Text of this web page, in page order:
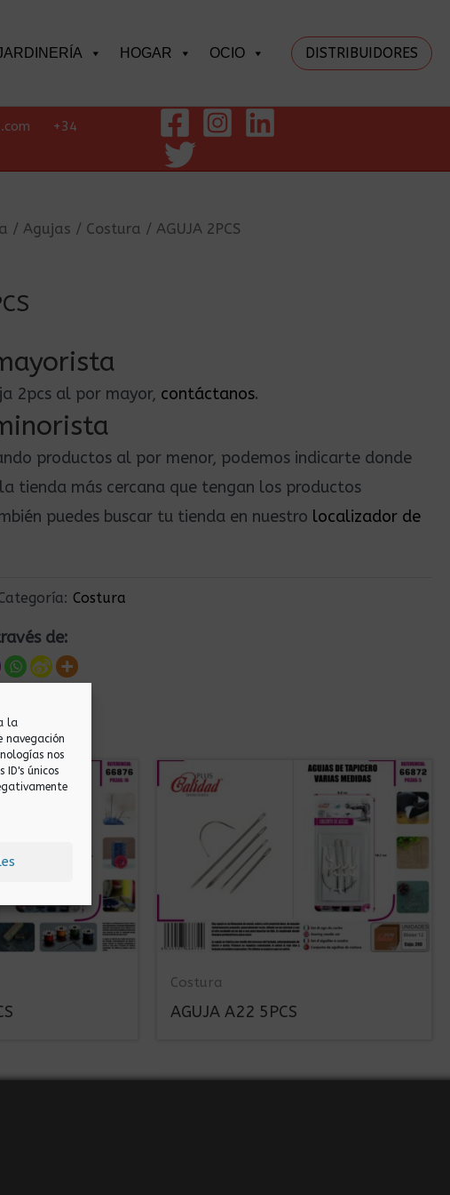
la
navegación
nos
únicos
HOGAR OCIO DISTRIBUIDORES
+34
/Agujas / Costura / AGUJA 2PCS
2pcs al por mayor, contáctanos.
productos al por menor, podemos indicarte donde
tienda más cercana que tengan los productos
puedes buscar tu tienda en nuestro localizador de
Costura
de:
Costura
AGUJA A22 5PCS